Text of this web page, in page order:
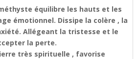
équilibre les hauts et les
émotionnel. Dissipe la colère , la
Allégeant la tristesse et le
la perte.
très spirituelle , favorise